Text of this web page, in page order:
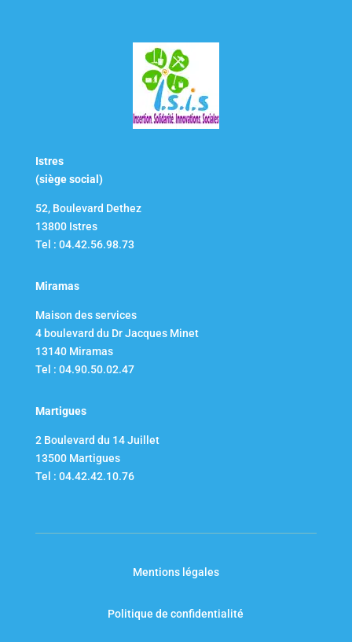
Istres
(siège social)
52, Boulevard Dethez
13800 Istres
Tel : 04.42.56.98.73
Miramas
Maison des services
4 boulevard du Dr Jacques Minet
13140 Miramas
Tel : 04.90.50.02.47
Martigues
2 Boulevard du 14 Juillet​
13500 Martigues
Tel : 04.42.42.10.76
Mentions légales
Politique de confidentialité